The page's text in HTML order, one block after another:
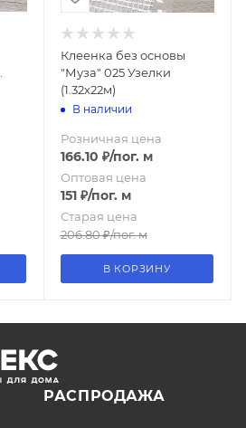
Клеенка без основы
"Муза" 025 Узелки
(1.32х22м)
В наличии
Розничная цена
166.10 ₽/пог. м
Оптовая цена
151₽/пог. м
Старая цена
206.80₽/пог. м
В КОРЗИНУ
РАСПРОДАЖА